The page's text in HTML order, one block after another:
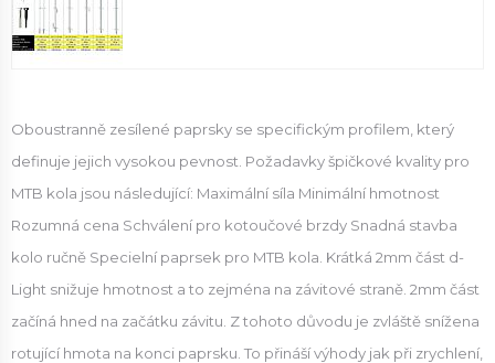
Oboustranně zesílené paprsky se specifickým profilem, který
definuje jejich vysokou pevnost. Požadavky špičkové kvality pro
MTB kola jsou následující: Maximální síla Minimální hmotnost
Rozumná cena Schválení pro kotoučové brzdy Snadná stavba
kolo ručně Specielní paprsek pro MTB kola. Krátká 2mm část d-
Light snižuje hmotnost a to zejména na závitové straně. 2mm část
začíná hned na začátku závitu. Z tohoto důvodu je zvláště snížena
rotující hmota na konci paprsku. To přináší výhody jak při zrychlení,